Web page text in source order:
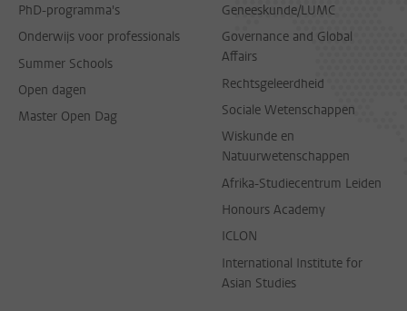
PhD-programma's
Onderwijs voor professionals
Summer Schools
Open dagen
Master Open Dag
Geneeskunde/LUMC
Governance and Global
Affairs
Rechtsgeleerdheid
Sociale Wetenschappen
Wiskunde en
Natuurwetenschappen
Afrika-Studiecentrum Leiden
Honours Academy
ICLON
International Institute for
Asian Studies